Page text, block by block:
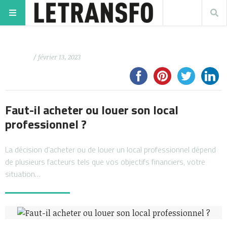
/ février 13, 2023
Faut-il acheter ou louer son local
professionnel ?
La décision d’acheter ou de louer un local professionnel dépend
de plusieurs facteurs tels que vos objectifs financiers, votre
situation…